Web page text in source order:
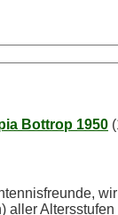
Bottrop 1950
aller Altersstufen